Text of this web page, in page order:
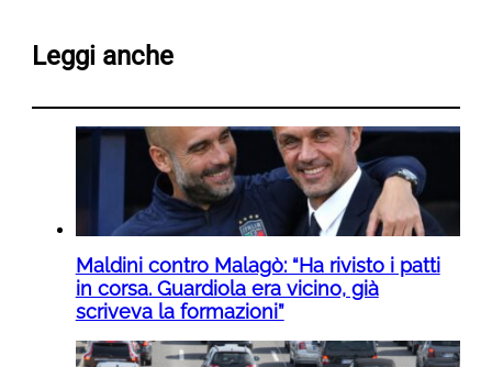
Leggi anche
Maldini contro Malagò: “Ha rivisto i patti
in corsa. Guardiola era vicino, già
scriveva la formazioni”